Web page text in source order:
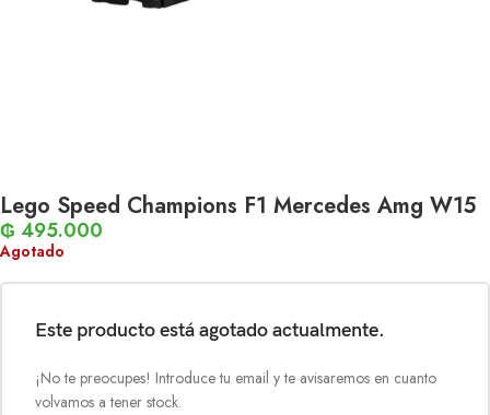
Lego Speed Champions F1 Mercedes Amg W15
₲ 495.000
Agotado
Este producto está agotado actualmente.
¡No te preocupes! Introduce tu email y te avisaremos en cuanto
volvamos a tener stock.